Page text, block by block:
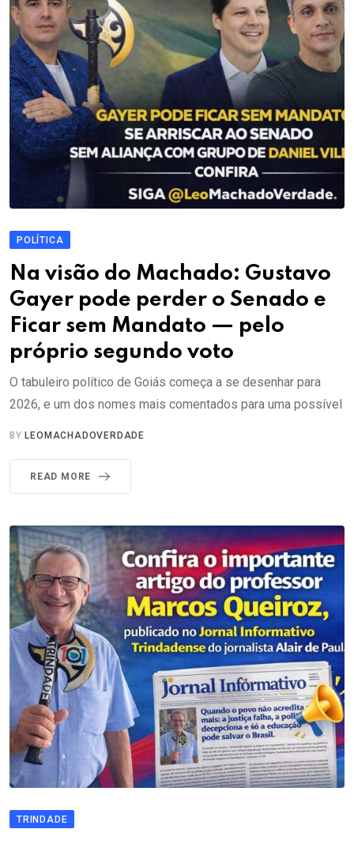
POLÍTICA
Na visão do Machado: Gustavo
Gayer pode perder o Senado e
Ficar sem Mandato — pelo
próprio segundo voto
O tabuleiro político de Goiás começa a se desenhar para
2026, e um dos nomes mais comentados para uma possível
BY LEOMACHADOVERDADE
READ MORE
TRINDADE